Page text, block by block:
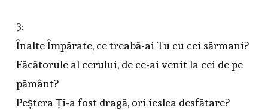
3:
Înalte Împărate, ce treabă-ai Tu cu cei sărmani?
Făcătorule al cerului, de ce-ai venit la cei de pe
pământ?
Peștera Ți-a fost dragă, ori ieslea desfătare?